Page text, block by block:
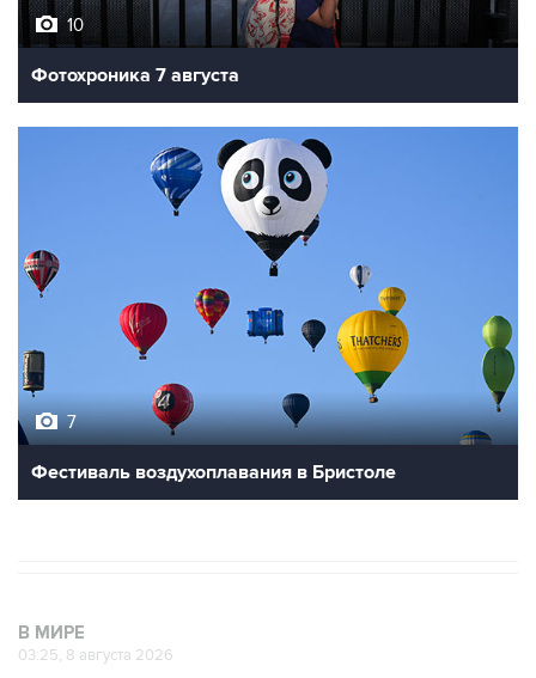
10
Фотохроника 7 августа
7
Фестиваль воздухоплавания в Бристоле
В МИРЕ
03:25, 8 августа 2026